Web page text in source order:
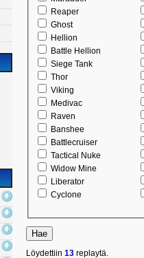
Reaper
Ghost
Hellion
Battle Hellion
Siege Tank
Thor
Viking
Medivac
Raven
Banshee
Battlecruiser
Tactical Nuke
Widow Mine
Liberator
Cyclone
Löydettiin 13 replaytä.